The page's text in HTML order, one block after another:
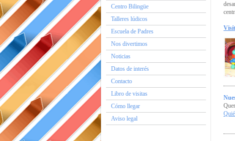
Centro Bilingüe
Talleres lúdicos
Escuela de Padres
Nos divertimos
Noticias
Datos de interés
Contacto
Libro de visitas
Cómo llegar
Aviso legal